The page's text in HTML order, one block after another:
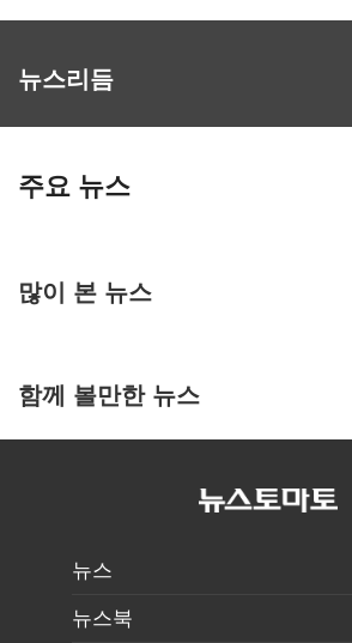
뉴스리듬
주요 뉴스
많이 본 뉴스
함께 볼만한 뉴스
뉴스
뉴스북